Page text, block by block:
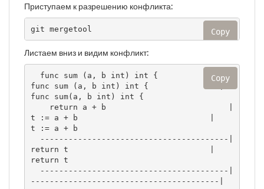
Приступаем к разрешению конфликта:
git mergetool Copy
Листаем вниз и видим конфликт:
func sum (a, b int) int {               |
func sum(a, b int) int {
t := a + b                            |
t := a + b
return t                              |
return t
----------------------------------------|
Copy